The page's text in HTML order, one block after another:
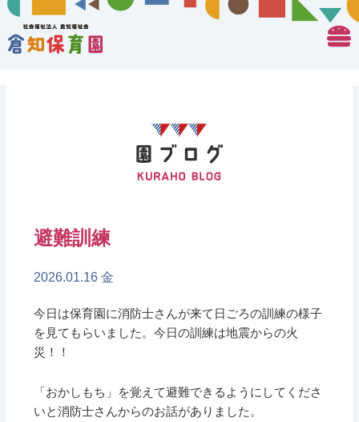
避難訓練
2026.01.16 金
今日は保育園に消防士さんが来て日ごろの訓練の様子
を見てもらいました。今日の訓練は地震からの火
災！！
「おかしもち」を覚えて避難できるようにしてくださ
いと消防士さんからのお話がありました。